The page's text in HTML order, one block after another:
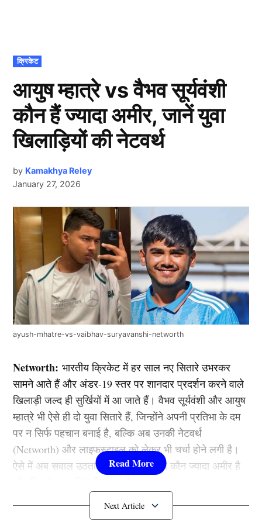
POSTED
IN
क्रिकेट
आयुष म्हात्रे vs वैभव सूर्यवंशी
कौन हैं ज्यादा अमीर, जानें युवा
खिलाड़ियों की नेटवर्थ
by Kamakhya Reley
January 27, 2026
ayush-mhatre-vs-vaibhav-suryavanshi-networth
Networth:भारतीय क्रिकेट में हर साल नए सितारे उभरकर
सामने आते हैं और अंडर-19 स्तर पर शानदार प्रदर्शन करने वाले
खिलाड़ी जल्द ही सुर्खियों में आ जाते हैं। वैभव सूर्यवंशी और आयुष
म्हात्रे भी ऐसे ही दो युवा सितारे हैं, जिन्होंने अपनी प्रतिभा के दम
पर न सिर्फ पहचान बनाई है, बल्कि अब उनकी नेटवर्थ
(Networth) और लाइफस्टाइल को लेकर भी चर्चा होने लगी है।
ऐसे में अब सवाल उठता है कि इन दोनों में से कौन ज्यादा अमीर है
वैभव सूर्यवंशी Networth